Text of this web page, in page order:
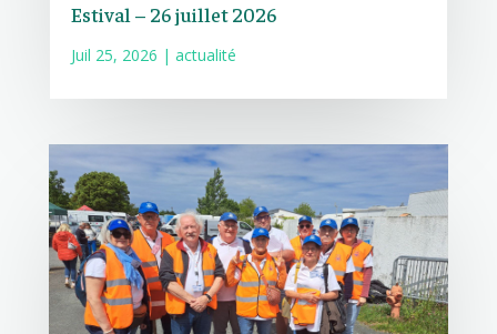
Estival – 26 juillet 2026
Juil 25, 2026 | actualité